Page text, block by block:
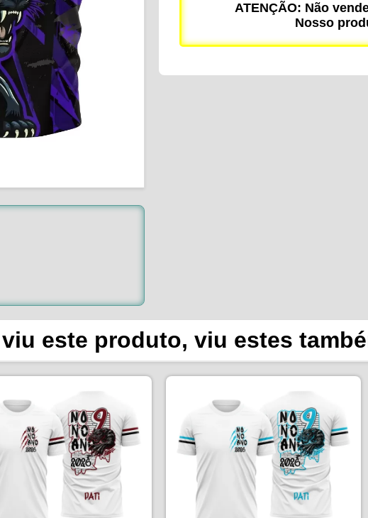
ATENÇÃO: Não
Nosso
este produto, viu estes